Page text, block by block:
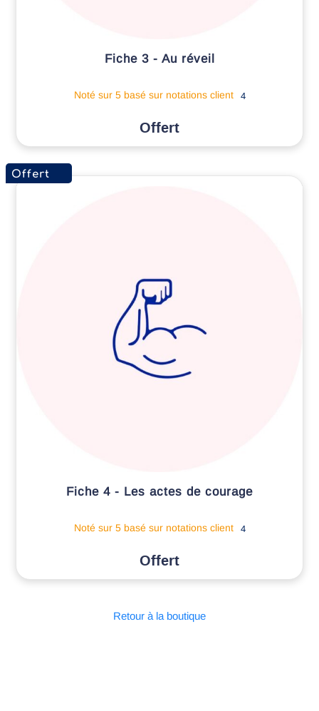
Fiche 3 - Au réveil
Noté sur 5 basé sur notations client 4
Offert
Fiche 4 - Les actes de courage
Noté sur 5 basé sur notations client 4
Retour à la boutique